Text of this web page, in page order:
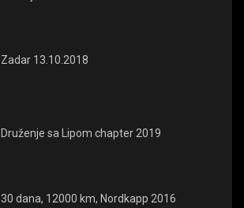
Zadar 13.10.2018
Druženje sa Lipom chapter 2019
30 dana, 12000 km, Nordkapp 2016